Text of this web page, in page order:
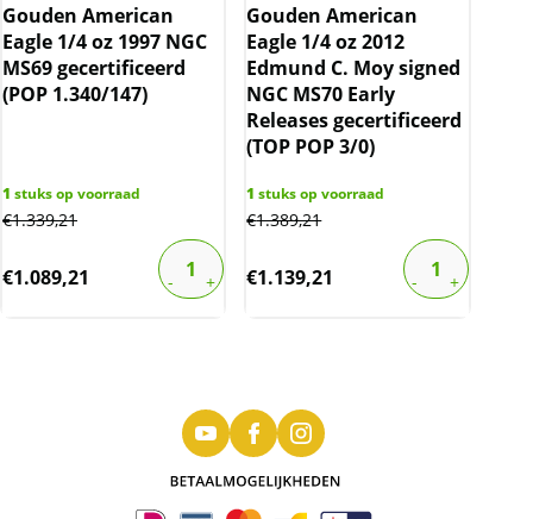
Gouden American
Eagle 1/4 oz 1997 NGC
MS69 gecertificeerd
(POP 1.340/147)
1 stuks op voorraad
€1.339,21
€1.089,21
Gouden American
Eagle 1/4 oz 2012
Edmund C. Moy signed
NGC MS70 Early
Releases gecertificeerd
(TOP POP 3/0)
1 stuks op voorraad
€1.389,21
€1.139,21